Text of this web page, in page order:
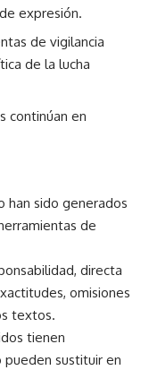
expresión.
de vigilancia
de la lucha
continúan en
han sido generados
de
directa
omisiones
textos.
tienen
sustituir en